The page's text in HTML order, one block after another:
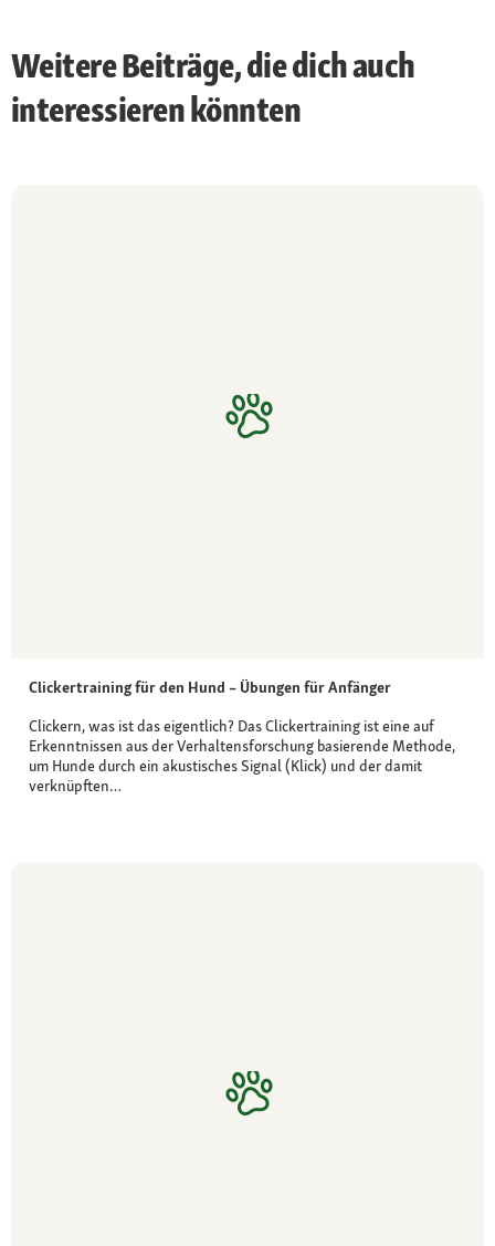
Weitere Beiträge, die dich auch
interessieren könnten
Clickertraining für den Hund – Übungen für Anfänger
Clickern, was ist das eigentlich? Das Clickertraining ist eine auf
Erkenntnissen aus der Verhaltensforschung basierende Methode,
um Hunde durch ein akustisches Signal (Klick) und der damit
verknüpften…